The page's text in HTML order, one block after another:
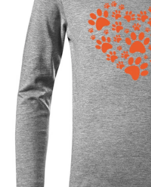
OKAMŽITĚ K ODBĚRU
B2B
MÁM SRDCE POMÁHÁM
VÁNOCE
PROVIZNÍ SYSTÉM